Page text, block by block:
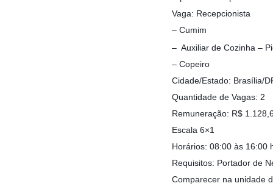
Vaga: Recepcionista
– Cumim
– Auxiliar de Cozinha –
– Copeiro
Cidade/Estado: Brasília/
Quantidade de Vagas: 2
Remuneração: R$
Escala 6×1
Horários: 08:00 às 16:00
Requisitos: Portador de
Comparecer na unidade